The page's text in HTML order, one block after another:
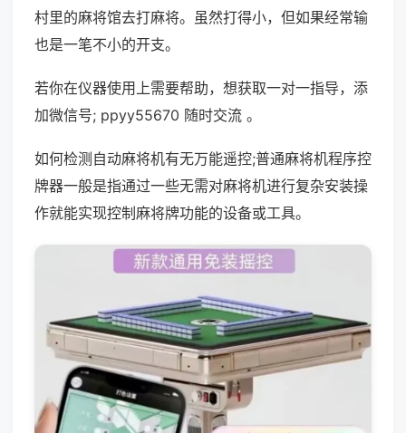
村里的麻将馆去打麻将。虽然打得小，但如果经常输
也是一笔不小的开支。
若你在仪器使用上需要帮助，想获取一对一指导，添
加微信号; ppyy55670 随时交流 。
如何检测自动麻将机有无万能遥控;普通麻将机程序控
牌器一般是指通过一些无需对麻将机进行复杂安装操
作就能实现控制麻将牌功能的设备或工具。